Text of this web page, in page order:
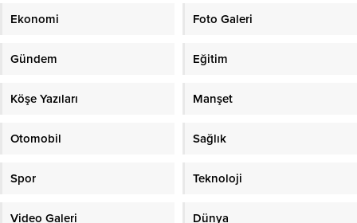
Ekonomi Foto Galeri
Gündem Eğitim
Köşe Yazıları Manşet
Otomobil Sağlık
Spor Teknoloji
Video Galeri Dünya